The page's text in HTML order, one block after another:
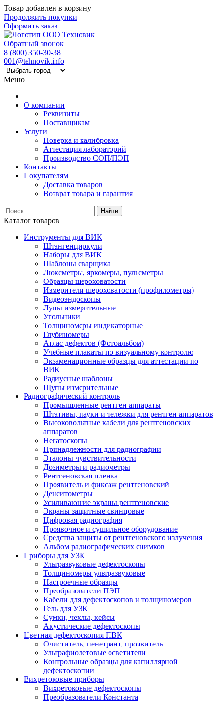
Товар добавлен в корзину
Продолжить покупки
Оформить заказ
Обратный звонок
8 (800) 350-30-38
001@tehnovik.info
Меню
О компании
Реквизиты
Поставщикам
Услуги
Поверка и калибровка
Аттестация лабораторий
Производство СОП/ПЭП
Контакты
Покупателям
Доставка товаров
Возврат товара и гарантия
Найти
Каталог товаров
Инструменты для ВИК
Штангенциркули
Наборы для ВИК
Шаблоны сварщика
Люксметры, яркомеры, пульсметры
Образцы шероховатости
Измерители шероховатости (профилометры)
Видеоэндоскопы
Лупы измерительные
Угольники
Толщиномеры индикаторные
Глубиномеры
Атлас дефектов (Фотоальбом)
Учебные плакаты по визуальному контролю
Экзаменационные образцы для аттестации по
ВИК
Радиусные шаблоны
Щупы измерительные
Радиографический контроль
Промышленные рентген аппараты
Штативы, пауки и тележки для рентген аппаратов
Высоковольтные кабели для рентгеновских
аппаратов
Негатоскопы
Принадлежности для радиографии
Эталоны чувствительности
Дозиметры и радиометры
Рентгеновская пленка
Проявитель и фиксаж рентгеновский
Денситометры
Усиливающие экраны рентгеновские
Экраны защитные свинцовые
Цифровая радиография
Проявочное и сушильное оборудование
Средства защиты от рентгеновского излучения
Альбом радиографических снимков
Приборы для УЗК
Ультразвуковые дефектоскопы
Толщиномеры ультразвуковые
Настроечные образцы
Преобразователи ПЭП
Кабели для дефектоскопов и толщиномеров
Гель для УЗК
Сумки, чехлы, кейсы
Акустические дефектоскопы
Цветная дефектоскопия ПВК
Очиститель, пенетрант, проявитель
Ультрафиолетовые осветители
Контрольные образцы для капиллярной
дефектоскопии
Вихретоковые приборы
Вихретоковые дефектоскопы
Преобразователи Константа